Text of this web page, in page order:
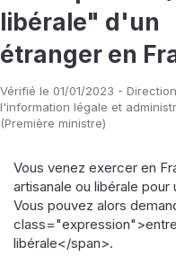
libérale" d'un
étranger en
Vérifié le 01/01/2023 -
l'information légale et
(Première ministre)
Vous venez exercer en
artisanale ou libérale
Vous pouvez alors
libérale</span>.